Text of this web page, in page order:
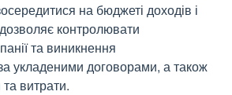
на бюджеті доходів і
контролювати
та виникнення
укладеними договорами, а також
витрати.